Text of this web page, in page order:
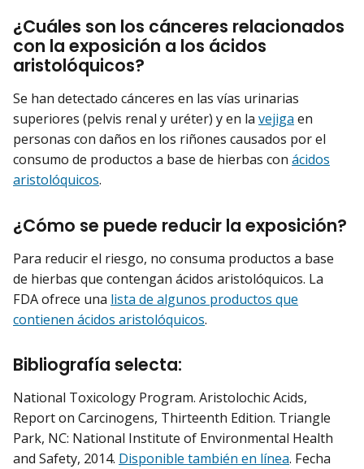
¿Cuáles son los cánceres relacionados
con la exposición a los ácidos
aristolóquicos?
Se han detectado cánceres en las vías urinarias
superiores (pelvis renal y uréter) y en la vejiga en
personas con daños en los riñones causados por el
consumo de productos a base de hierbas con ácidos
aristolóquicos.
¿Cómo se puede reducir la exposición?
Para reducir el riesgo, no consuma productos a base
de hierbas que contengan ácidos aristolóquicos. La
FDA ofrece una lista de algunos productos que
contienen ácidos aristolóquicos.
Bibliografía selecta:
National Toxicology Program. Aristolochic Acids,
Report on Carcinogens, Thirteenth Edition. Triangle
Park, NC: National Institute of Environmental Health
and Safety, 2014. Disponible también en línea. Fecha